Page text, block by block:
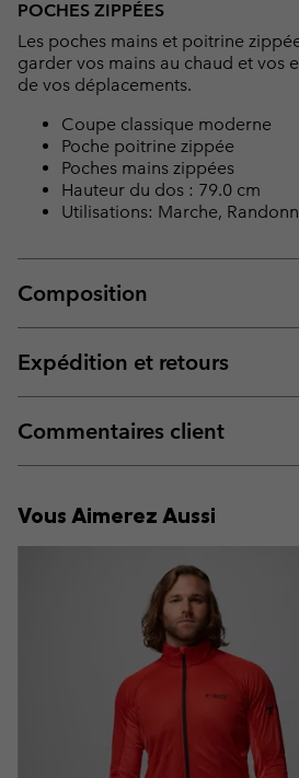
POCHES ZIPPÉES
Les poches mains et poitrine
garder vos mains au chaud et vos
de vos déplacements.
Coupe classique moderne
Poche poitrine zippée
Poches mains zippées
Hauteur du dos : 79.0 cm
Utilisations: Marche,
Composition
Expédition et retours
Commentaires client
Vous Aimerez Aussi